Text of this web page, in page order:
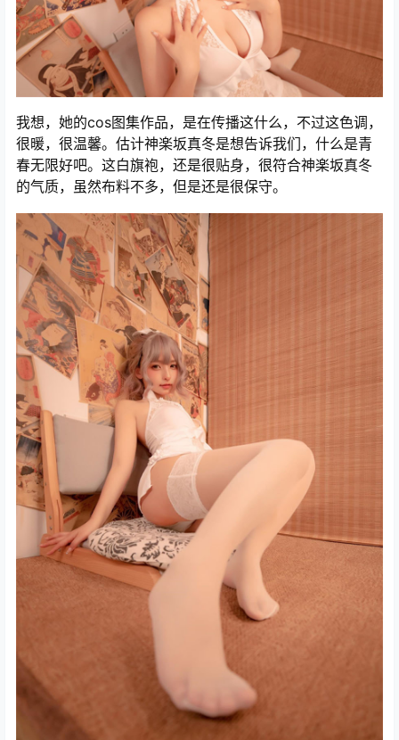
我想，她的cos图集作品，是在传播这什么，不过这色调，
很暖，很温馨。估计神楽坂真冬是想告诉我们，什么是青
春无限好吧。这白旗袍，还是很贴身，很符合神楽坂真冬
的气质，虽然布料不多，但是还是很保守。